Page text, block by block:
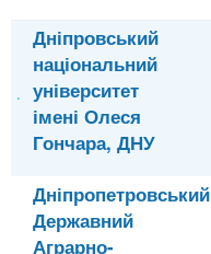
Дніпровський
національний
університет
імені Олеся
Гончара, ДНУ
Дніпропетровський
Державний
Аграрно-